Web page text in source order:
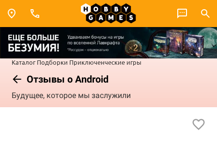
Каталог Подборки Приключенческие игры
Отзывы о Android
Будущее, которое мы заслужили